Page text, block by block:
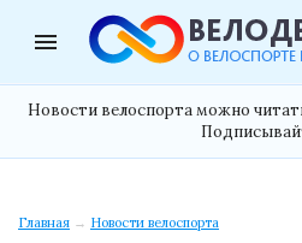
menu
Новости велоспорта можно
Главная → Новости велоспорта